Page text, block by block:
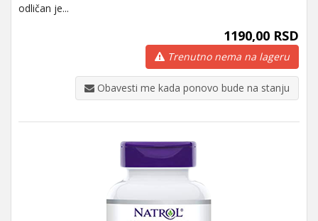
odličan je...
1190,00 RSD
Trenutno nema na lageru
Obavesti me kada ponovo bude na stanju